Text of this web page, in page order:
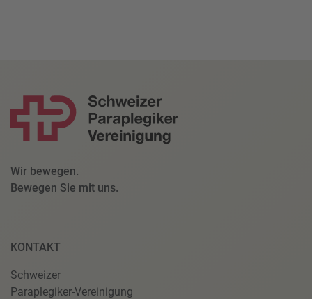
Wir bewegen.
Bewegen Sie mit uns.
KONTAKT
Schweizer
Paraplegiker-Vereinigung